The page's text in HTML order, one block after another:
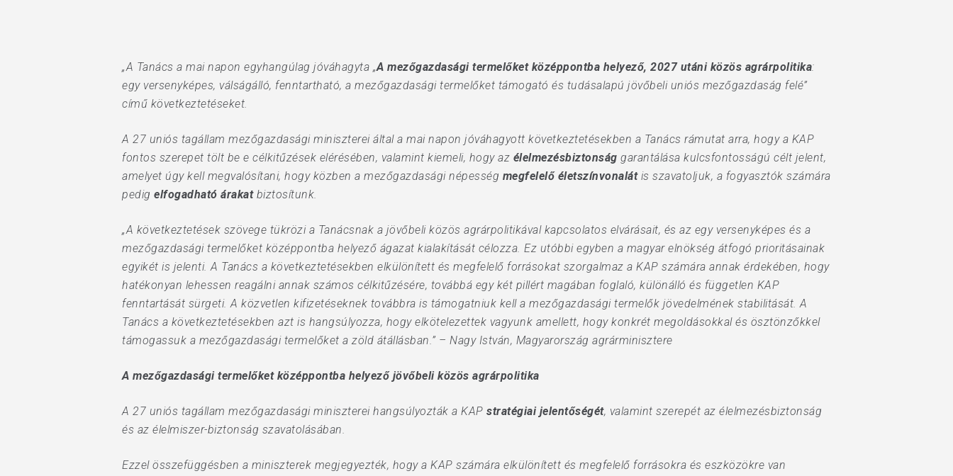
Hit enter to search or ESC to close
„A Tanács a mai napon egyhangúlag jóváhagyta „A mezőgazdasági termelőket középpontba helyező, 2027 utáni közös agrárpolitika:
egy versenyképes, válságálló, fenntartható, a mezőgazdasági termelőket támogató és tudásalapú jövőbeli uniós mezőgazdaság felé”
című következtetéseket.
A 27 uniós tagállam mezőgazdasági miniszterei által a mai napon jóváhagyott következtetésekben a Tanács rámutat arra, hogy a KAP
fontos szerepet tölt be e célkitűzések elérésében, valamint kiemeli, hogy az élelmezésbiztonság garantálása kulcsfontosságú célt jelent,
amelyet úgy kell megvalósítani, hogy közben a mezőgazdasági népesség megfelelő életszínvonalátis szavatoljuk, a fogyasztók számára
pedig elfogadható árakatbiztosítunk.
„A következtetések szövege tükrözi a Tanácsnak a jövőbeli közös agrárpolitikával kapcsolatos elvárásait, és az egy versenyképes és a
mezőgazdasági termelőket középpontba helyező ágazat kialakítását célozza. Ez utóbbi egyben a magyar elnökség átfogó prioritásainak
egyikét is jelenti. A Tanács a következtetésekben elkülönített és megfelelő forrásokat szorgalmaz a KAP számára annak érdekében, hogy
hatékonyan lehessen reagálni annak számos célkitűzésére, továbbá egy két pillért magában foglaló, különálló és független KAP
fenntartását sürgeti. A közvetlen kifizetéseknek továbbra is támogatniuk kell a mezőgazdasági termelők jövedelmének stabilitását. A
Tanács a következtetésekben azt is hangsúlyozza, hogy elkötelezettek vagyunk amellett, hogy konkrét megoldásokkal és ösztönzőkkel
támogassuk a mezőgazdasági termelőket a zöld átállásban.” – Nagy István, Magyarország agrárminisztere
A mezőgazdasági termelőket középpontba helyező jövőbeli közös agrárpolitika
A 27 uniós tagállam mezőgazdasági miniszterei hangsúlyozták a KAP stratégiai jelentőségét, valamint szerepét az élelmezésbiztonság
és az élelmiszer-biztonság szavatolásában.
Ezzel összefüggésben a miniszterek megjegyezték, hogy a KAP számára elkülönített és megfelelő forrásokra és eszközökre van